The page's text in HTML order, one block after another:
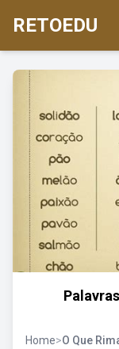
RETOEDU
Home>O Que